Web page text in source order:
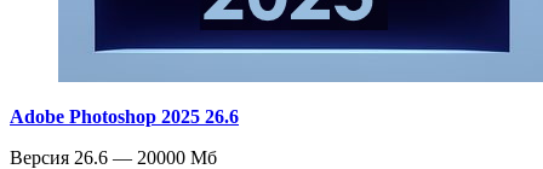
Adobe Photoshop 2025 26.6
Версия 26.6 — 20000 Мб